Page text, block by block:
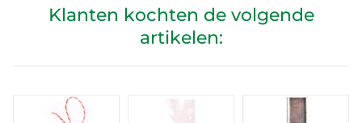
Klanten kochten de volgende
artikelen: